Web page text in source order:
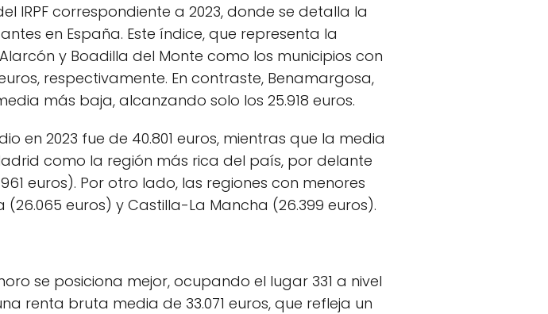
IRPF correspondiente a 2023, donde se detalla la
en España. Este índice, que representa la
y Boadilla del Monte como los municipios con
respectivamente. En contraste, Benamargosa,
más baja, alcanzando solo los 25.918 euros.
en 2023 fue de 40.801 euros, mientras que la media
como la región más rica del país, por delante
euros). Por otro lado, las regiones con menores
euros) y Castilla-La Mancha (26.399 euros).
se posiciona mejor, ocupando el lugar 331 a nivel
renta bruta media de 33.071 euros, que refleja un